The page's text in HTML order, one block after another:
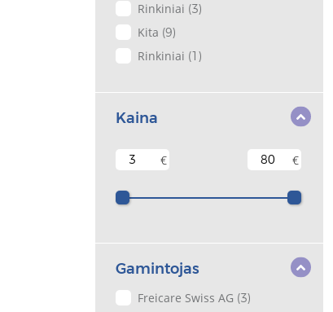
Rinkiniai (3)
Kita (9)
Rinkiniai (1)
Kaina
€ €
Gamintojas
Freicare Swiss AG (3)